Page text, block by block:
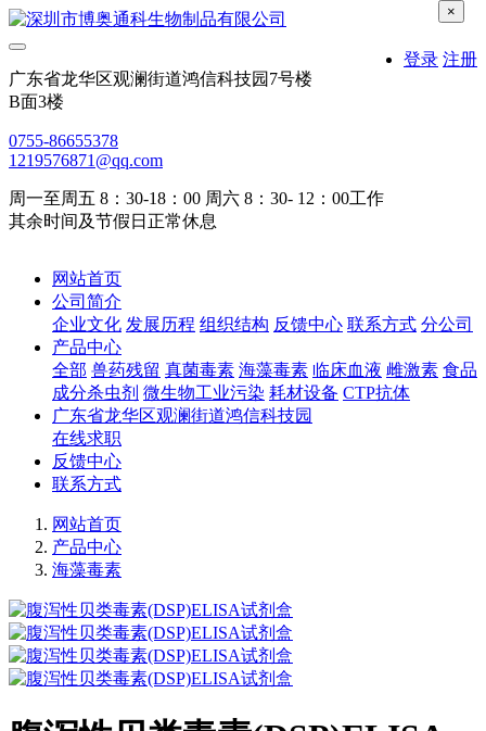
登录 注册
广东省龙华区观澜街道鸿信科技园7号楼
B面3楼
0755-86655378
1219576871@qq.com
周一至周五 8：30-18：00 周六 8：30- 12：00工作
其余时间及节假日正常休息
网站首页
公司简介
企业文化 发展历程 组织结构 反馈中心 联系方式 分公司
产品中心
全部 兽药残留 真菌毒素 海藻毒素 临床血液 雌激素 食品
成分杀虫剂 微生物工业污染 耗材设备 CTP抗体
广东省龙华区观澜街道鸿信科技园
在线求职
反馈中心
联系方式
网站首页
产品中心
海藻毒素
×